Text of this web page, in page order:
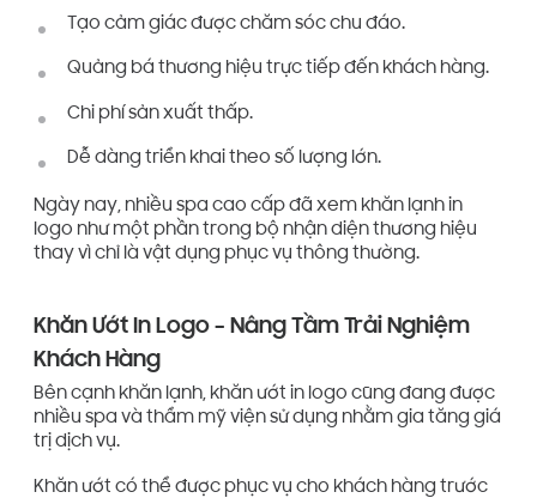
Tạo cảm giác được chăm sóc chu đáo.
Quảng bá thương hiệu trực tiếp đến khách hàng.
Chi phí sản xuất thấp.
Dễ dàng triển khai theo số lượng lớn.
Ngày nay, nhiều spa cao cấp đã xem khăn lạnh in
logo như một phần trong bộ nhận diện thương hiệu
thay vì chỉ là vật dụng phục vụ thông thường.
Khăn Ướt In Logo – Nâng Tầm Trải Nghiệm
Khách Hàng
Bên cạnh khăn lạnh, khăn ướt in logo cũng đang được
nhiều spa và thẩm mỹ viện sử dụng nhằm gia tăng giá
trị dịch vụ.
Khăn ướt có thể được phục vụ cho khách hàng trước